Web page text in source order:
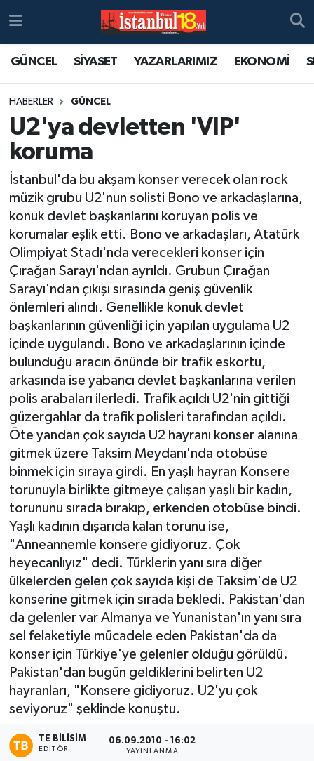
GÜNCEL SİYASET YAZARLARIMIZ EKONOMİ
HABERLER GÜNCEL
U2'ya devletten 'VIP'
koruma
İstanbul'da bu akşam konser verecek olan rock
müzik grubu U2'nun solisti Bono ve arkadaşlarına,
konuk devlet başkanlarını koruyan polis ve
korumalar eşlik etti. Bono ve arkadaşları, Atatürk
Olimpiyat Stadı'nda verecekleri konser için
Çırağan Sarayı'ndan ayrıldı. Grubun Çırağan
Sarayı'ndan çıkışı sırasında geniş güvenlik
önlemleri alındı. Genellikle konuk devlet
başkanlarının güvenliği için yapılan uygulama U2
içinde uygulandı. Bono ve arkadaşlarının içinde
bulunduğu aracın önünde bir trafik eskortu,
arkasında ise yabancı devlet başkanlarına verilen
polis arabaları ilerledi. Trafik açıldı U2'nin gittiği
güzergahlar da trafik polisleri tarafından açıldı.
Öte yandan çok sayıda U2 hayranı konser alanına
gitmek üzere Taksim Meydanı'nda otobüse
binmek için sıraya girdi. En yaşlı hayran Konsere
torunuyla birlikte gitmeye çalışan yaşlı bir kadın,
torununu sırada bırakıp, erkenden otobüse bindi.
Yaşlı kadının dışarıda kalan torunu ise,
"Anneannemle konsere gidiyoruz. Çok
heyecanlıyız" dedi. Türklerin yanı sıra diğer
ülkelerden gelen çok sayıda kişi de Taksim'de U2
konserine gitmek için sırada bekledi. Pakistan'dan
da gelenler var Almanya ve Yunanistan'ın yanı sıra
sel felaketiyle mücadele eden Pakistan'da da
konser için Türkiye'ye gelenler olduğu görüldü.
Pakistan'dan bugün geldiklerini belirten U2
hayranları, "Konsere gidiyoruz. U2'yu çok
seviyoruz" şeklinde konuştu.
TE BILISIM
EDITÖR
06.09.2010 - 16:02
YAYINLANMA